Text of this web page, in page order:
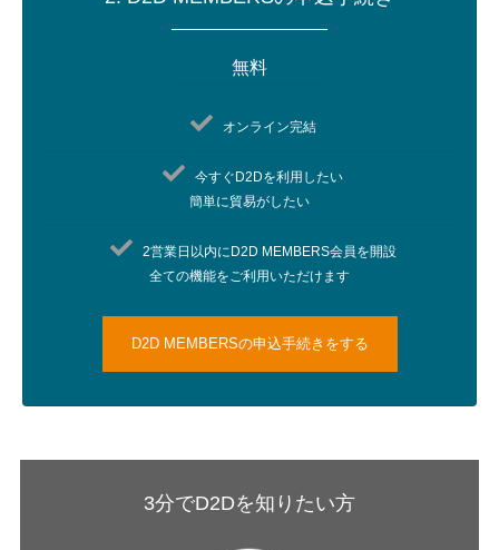
無料
オンライン完結
今すぐD2Dを利用したい
​簡単に貿易がしたい​
2営業日以内にD2D MEMBERS会員を開設​
全ての機能をご利用いただけます
D2D MEMBERSの申込手続きをする
3分でD2Dを知りたい方